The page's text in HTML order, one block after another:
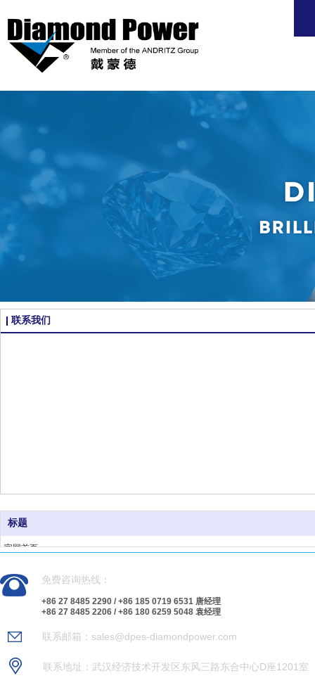
联系我们
标题
官网首页
新闻动态
关于我们
免费咨询热线：
+86 27 8485 2290 / +86 185 0719 6531 唐经理
+86 27 8485 2206 / +86 180 6259 5048 袁经理
联系邮箱：sales@dpes-diamondpower.com
联系地址：武汉经济技术开发区东风三路东合中心D座1201室